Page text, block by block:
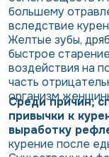
большему
вследствие
Желтые зубы,
быстрое
воздействия на
часть
организм
Среди причин,
привычки к
выработку
курение после